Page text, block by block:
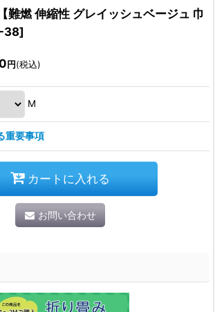
難燃 伸縮性 グレイッシュベージュ 巾
38]
円(税込)
M
重要事項
カートに入れる
お問い合わせ